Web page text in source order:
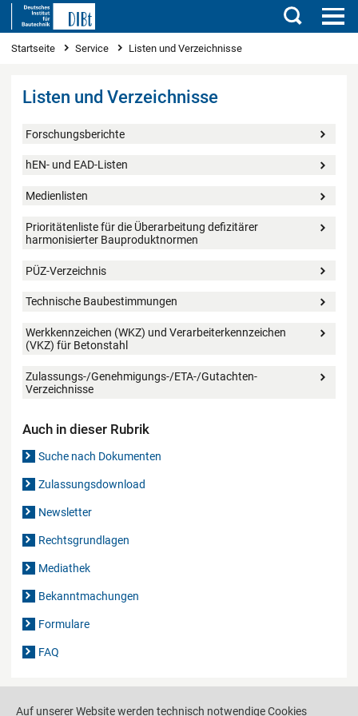
Suchen
Sie sind hier
Startseite Service Listen und Verzeichnisse
Listen und Verzeichnisse
Forschungsberichte
hEN- und EAD-Listen
Medienlisten
Prioritätenliste für die Überarbeitung defizitärer
harmonisierter Bauproduktnormen
PÜZ-Verzeichnis
Technische Baubestimmungen
Werkkennzeichen (WKZ) und Verarbeiterkennzeichen
(VKZ) für Betonstahl
Zulassungs-/Genehmigungs-/ETA-/Gutachten-
Verzeichnisse
Auch in dieser Rubrik
Suche nach Dokumenten
Zulassungsdownload
Newsletter
Rechtsgrundlagen
Mediathek
Bekanntmachungen
Formulare
FAQ
Drucken Weiterempfehlen
Auf unserer Website werden technisch notwendige Cookies